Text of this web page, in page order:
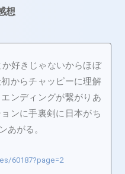
想
好きじゃないからほぼ
からチャッピーに理解
ンディングが繋がりあ
ンに手裏剣に日本がち
あがる。
60187?page=2